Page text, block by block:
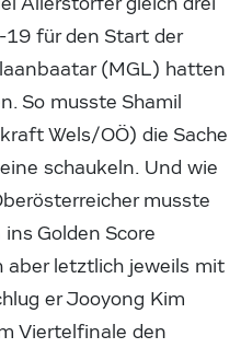
für den Start der
(MGL) hatten
So musste Shamil
Wels/OÖ) die Sache
schaukeln. Und wie
musste
Golden Score
aber letztlich jeweils mit
er Jooyong Kim
Viertelfinale den